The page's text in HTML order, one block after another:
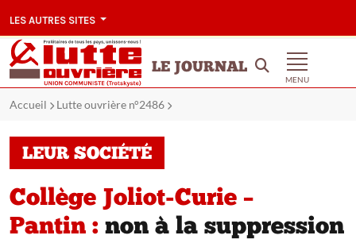
LES AUTRES SITES
LE JOURNAL
MENU
Accueil Lutte ouvrière n°2486
LEUR SOCIÉTÉ
Collège Joliot-Curie –
Pantin : non à la suppression